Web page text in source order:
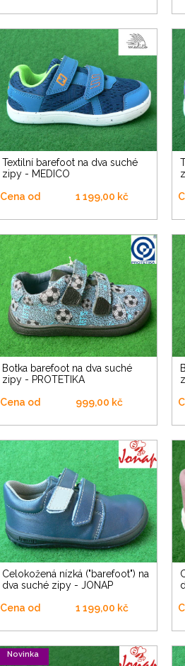
Textilní barefoot na dva suché
zipy - MEDICO
Cena od 1 199,00 kč
Textilní barefoot na dva suché
Botka barefoot na dva suché
zipy - PROTETIKA
Cena od 999,00 kč
Botka barefoot na dva suché
Celokožená nízká ("barefoot") na
dva suché zipy - JONAP
Cena od 1 199,00 kč
Celokožená
Novinka